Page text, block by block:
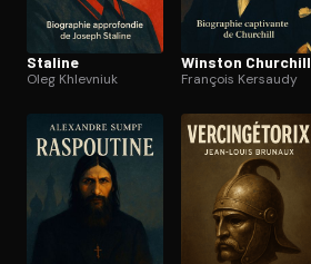
Staline
Oleg Khlevniuk
Winston Churchill
François Kersaudy